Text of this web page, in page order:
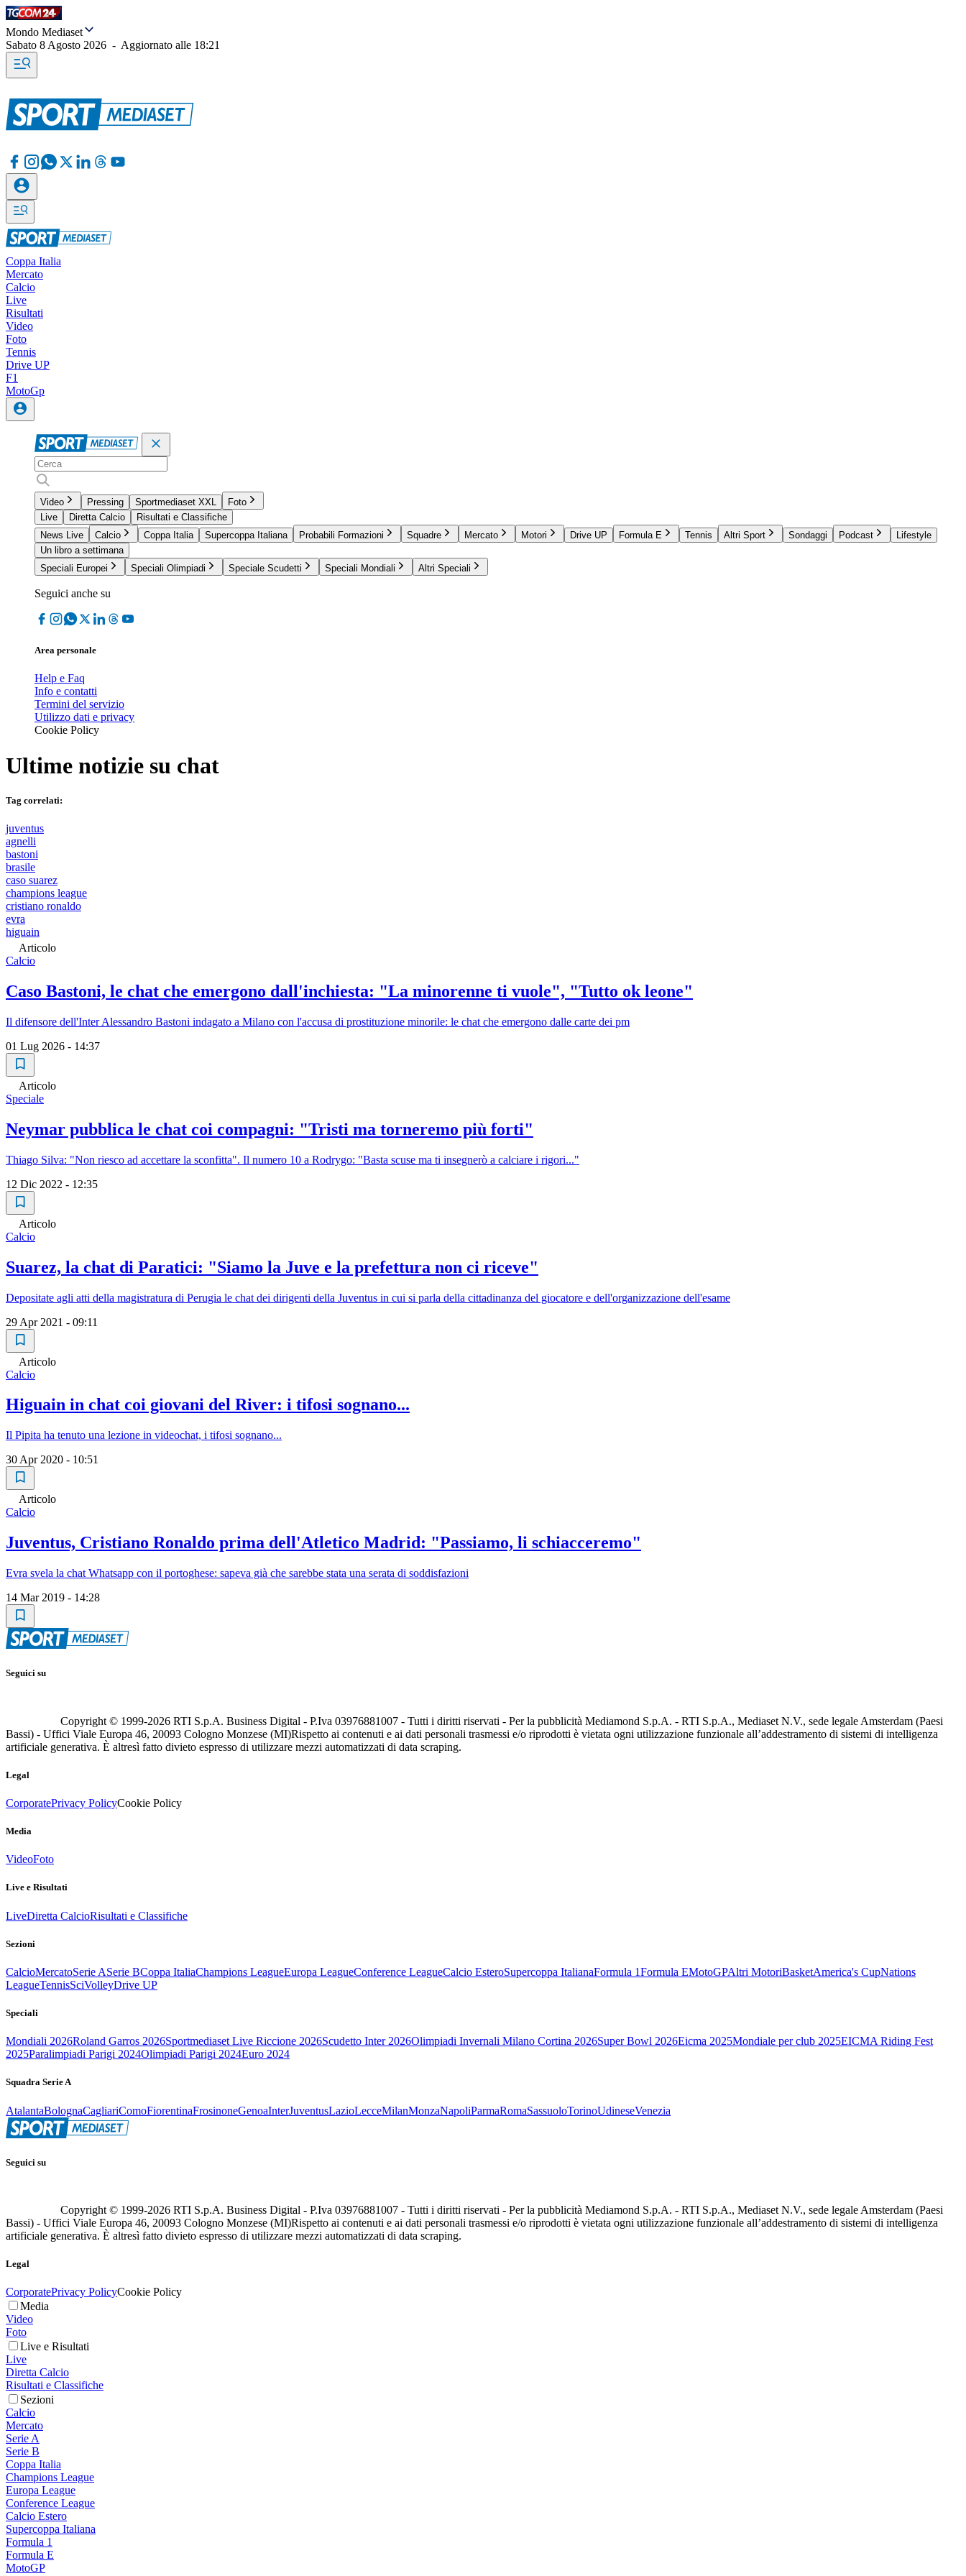
Mondo Mediaset
Sabato 8 Agosto 2026 - Aggiornato alle 18:21
Coppa Italia
Mercato
Calcio
Live
Risultati
Video
Foto
Tennis
Drive UP
F1
MotoGp
Video Pressing Sportmediaset XXL
Foto
Live
Diretta Calcio
Risultati e Classifiche
News Live
Calcio Coppa Italia Supercoppa Italiana Probabili Formazioni Squadre Mercato Motori Drive UP Formula E Tennis Altri Sport Sondaggi Podcast
Lifestyle
Un libro a settimana
Speciali Europei
Speciali Olimpiadi Speciale Scudetti Speciali Mondiali Altri Speciali
Seguici anche su
Area personale
Help e Faq
Info e contatti
Termini del servizio
Utilizzo dati e privacy
Cookie Policy
Ultime notizie su chat
Tag correlati:
juventus
agnelli
bastoni
brasile
caso suarez
champions league
cristiano ronaldo
evra
higuain
Articolo
Calcio
Caso Bastoni, le chat che emergono dall'inchiesta: "La minorenne ti vuole", "Tutto ok leone"
Il difensore dell'Inter Alessandro Bastoni indagato a Milano con l'accusa di prostituzione minorile: le chat che emergono dalle carte dei pm
01 Lug 2026 - 14:37
Articolo
Speciale
Neymar pubblica le chat coi compagni: "Tristi ma torneremo più forti"
Thiago Silva: "Non riesco ad accettare la sconfitta". Il numero 10 a Rodrygo: "Basta scuse ma ti insegnerò a calciare i rigori..."
12 Dic 2022 - 12:35
Articolo
Calcio
Suarez, la chat di Paratici: "Siamo la Juve e la prefettura non ci riceve"
Depositate agli atti della magistratura di Perugia le chat dei dirigenti della Juventus in cui si parla della cittadinanza del giocatore e dell'organizzazione dell'esame
29 Apr 2021 - 09:11
Articolo
Calcio
Higuain in chat coi giovani del River: i tifosi sognano...
Il Pipita ha tenuto una lezione in videochat, i tifosi sognano...
30 Apr 2020 - 10:51
Articolo
Calcio
Juventus, Cristiano Ronaldo prima dell'Atletico Madrid: "Passiamo, li schiacceremo"
Evra svela la chat Whatsapp con il portoghese: sapeva già che sarebbe stata una serata di soddisfazioni
14 Mar 2019 - 14:28
Seguici su
Copyright © 1999-2026 RTI S.p.A. Business Digital - P.Iva 03976881007 - Tutti i diritti riservati - Per la pubblicità Mediamond S.p.A. - RTI S.p.A., Mediaset N.V., sede legale Amsterdam (Paesi
Bassi) - Uffici Viale Europa 46, 20093 Cologno Monzese (MI)Rispetto ai contenuti e ai dati personali trasmessi e/o riprodotti è vietata ogni utilizzazione funzionale all’addestramento di sistemi di intelligenza
artificiale generativa. È altresì fatto divieto espresso di utilizzare mezzi automatizzati di data scraping.
Legal
CorporatePrivacy PolicyCookie Policy
Media
VideoFoto
Live e Risultati
LiveDiretta CalcioRisultati e Classifiche
Sezioni
CalcioMercatoSerie ASerie BCoppa ItaliaChampions LeagueEuropa LeagueConference LeagueCalcio EsteroSupercoppa ItalianaFormula 1Formula EMotoGPAltri MotoriBasketAmerica's CupNations
LeagueTennisSciVolleyDrive UP
Speciali
Mondiali 2026Roland Garros 2026Sportmediaset Live Riccione 2026Scudetto Inter 2026Olimpiadi Invernali Milano Cortina 2026Super Bowl 2026Eicma 2025Mondiale per club 2025EICMA Riding Fest
2025Paralimpiadi Parigi 2024Olimpiadi Parigi 2024Euro 2024
Squadra Serie A
AtalantaBolognaCagliariComoFiorentinaFrosinoneGenoaInterJuventusLazioLecceMilanMonzaNapoliParmaRomaSassuoloTorinoUdineseVenezia
Seguici su
Copyright © 1999-2026 RTI S.p.A. Business Digital - P.Iva 03976881007 - Tutti i diritti riservati - Per la pubblicità Mediamond S.p.A. - RTI S.p.A., Mediaset N.V., sede legale Amsterdam (Paesi
Bassi) - Uffici Viale Europa 46, 20093 Cologno Monzese (MI)Rispetto ai contenuti e ai dati personali trasmessi e/o riprodotti è vietata ogni utilizzazione funzionale all’addestramento di sistemi di intelligenza
artificiale generativa. È altresì fatto divieto espresso di utilizzare mezzi automatizzati di data scraping.
Legal
CorporatePrivacy PolicyCookie Policy
Media
Video
Foto
Live e Risultati
Live
Diretta Calcio
Risultati e Classifiche
Sezioni
Calcio
Mercato
Serie A
Serie B
Coppa Italia
Champions League
Europa League
Conference League
Calcio Estero
Supercoppa Italiana
Formula 1
Formula E
MotoGP